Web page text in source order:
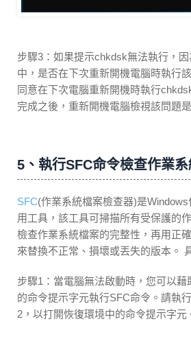
步驟3：如果提示chkdsk無法執行，
中，是否在下次重新開機電腦時執行
同意在下次電腦重新開機時執行
完成之後，重新開機電腦檢視該問題
5、執行SFC命令檢查作業
SFC(作業系統檔案檢查器)是
用工具，該工具可掃描所有受保護的
檢查作業系統檔案的完整性，再用正
來替換不正常、損壞或丟失的版本。
步驟1：當電腦無法啟動時，您可以藉
的命令提示字元執行SFC命令。請執
2，以打開恢復環境中的命令提示字元